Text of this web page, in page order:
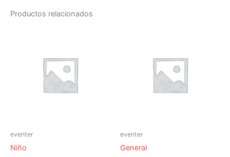
Productos relacionados
eventer
Niño
eventer
General